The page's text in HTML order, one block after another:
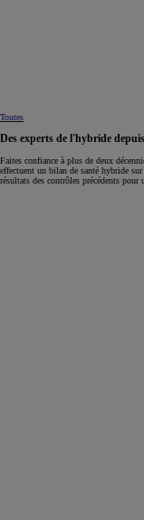
Toutes
Des experts de l'hybride
Faites confiance à plus de deux
effectuent un bilan de santé hybride
résultats des contrôles précédents